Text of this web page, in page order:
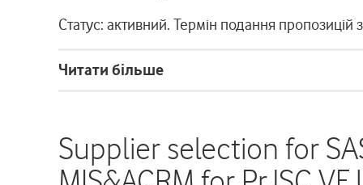
Статус: активний. Термін подання пропозицій
Читати більше
Supplier selection for